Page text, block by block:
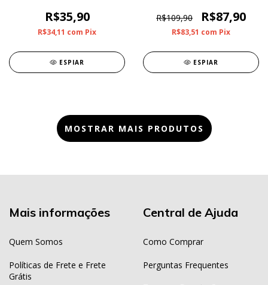
R$35,90
R$34,11 com Pix
ESPIAR
R$109,90 R$87,90
R$83,51 com Pix
ESPIAR
MOSTRAR MAIS PRODUTOS
Mais informações
Quem Somos
Políticas de Frete e Frete
Grátis
Central de Ajuda
Como Comprar
Perguntas Frequentes